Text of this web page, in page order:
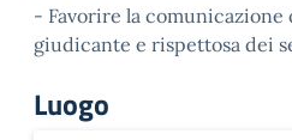
- Favorire la comunicazione
giudicante e rispettosa dei
Luogo